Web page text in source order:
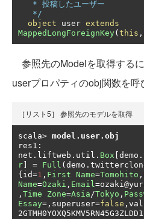
   */
object user extends
MappedLongForeignKey( this ,
参照先のModelを取得する
userプロパティのobj関数を呼
［リスト5］ 参照先のモデルを取得
scala> model . user. obj
res1 :
net . liftweb . util . Box demo .
r
= Full ( demo .
{ id=1 , First Name=Tomohito ,
Name=Ozaki , Email=
, Time Zone=Asia/Tokyo ,
Essay=, superuser=false ,